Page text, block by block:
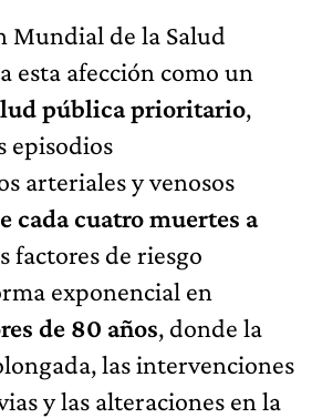
Mundial de la Salud
esta afección como un
pública prioritario,
episodios
arteriales y venosos
cada cuatro muertes a
factores de riesgo
exponencial en
de 80 años, donde la
las intervenciones
y las alteraciones en la